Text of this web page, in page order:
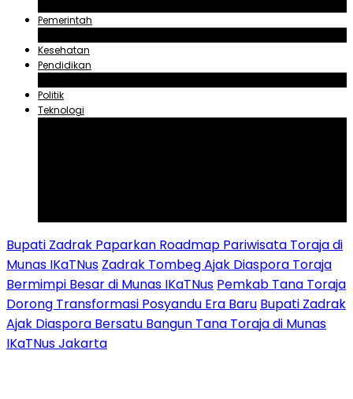
Pemerintah
Kesehatan
Pendidikan
Politik
Teknologi
Bupati Zadrak Paparkan Roadmap Pariwisata Toraja di
Munas IKaTNus Zadrak Tombeg Ajak Diaspora Toraja
Bermimpi Besar di Munas IKaTNus Pemkab Tana Toraja
Dorong Transformasi Posyandu Era Baru Bupati Zadrak
Ajak Diaspora Bersatu Bangun Tana Toraja di Munas
IKaTNus Jakarta